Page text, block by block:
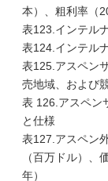
本）、粗利率（
表123.インテル
表124.インテル
表125.アスペン
売地域、および
表 126.アスペン
と仕様
表127.アスペン
（百万ドル）
年）